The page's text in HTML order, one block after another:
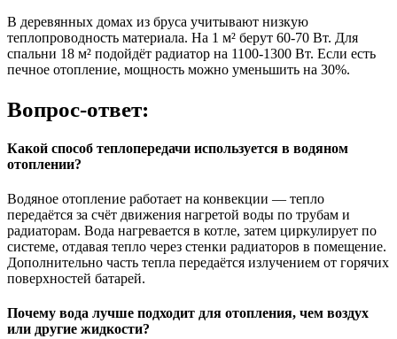
В деревянных домах из бруса учитывают низкую
теплопроводность материала. На 1 м² берут 60-70 Вт. Для
спальни 18 м² подойдёт радиатор на 1100-1300 Вт. Если есть
печное отопление, мощность можно уменьшить на 30%.
Вопрос-ответ:
Какой способ теплопередачи используется в водяном
отоплении?
Водяное отопление работает на конвекции — тепло
передаётся за счёт движения нагретой воды по трубам и
радиаторам. Вода нагревается в котле, затем циркулирует по
системе, отдавая тепло через стенки радиаторов в помещение.
Дополнительно часть тепла передаётся излучением от горячих
поверхностей батарей.
Почему вода лучше подходит для отопления, чем воздух
или другие жидкости?